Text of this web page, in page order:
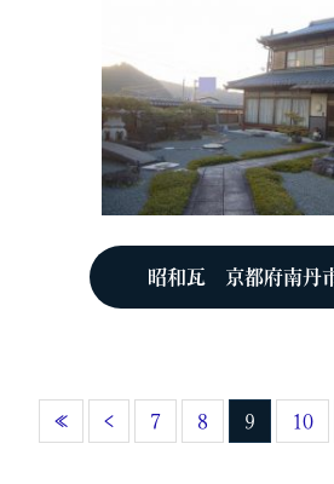
昭和瓦 京都府南丹
« ‹ 7 8 9 10